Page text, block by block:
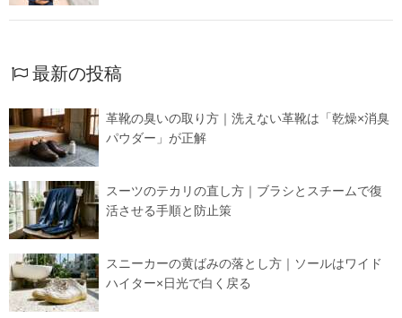
最新の投稿
革靴の臭いの取り方｜洗えない革靴は「乾燥×消臭
パウダー」が正解
スーツのテカリの直し方｜ブラシとスチームで復
活させる手順と防止策
スニーカーの黄ばみの落とし方｜ソールはワイド
ハイター×日光で白く戻る